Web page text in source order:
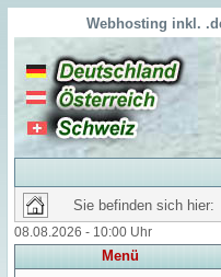
Webhosting inkl.
Sie befinden sich
08.08.2026 - 10:00 Uhr
Menü